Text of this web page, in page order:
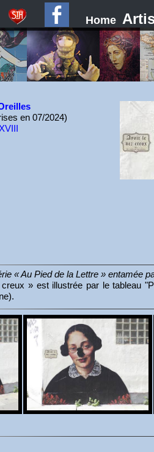
Home
en 07/2024)
« Au Pied de la Lettre » entamée
» est illustrée par le tableau